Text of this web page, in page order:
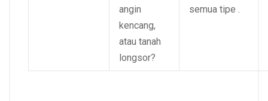
angin
kencang,
atau tanah
longsor?
semua tipe .